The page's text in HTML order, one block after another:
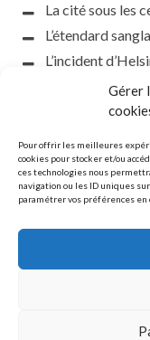
Gérer
Pour offrir les meilleures
cookies pour stocker et/ou
ces technologies nous
navigation ou les ID uniques
paramétrer vos préférences en
La cité sous les
L’étendard
L’incident
la petite fasciste
Toutes les
Que
Le silence